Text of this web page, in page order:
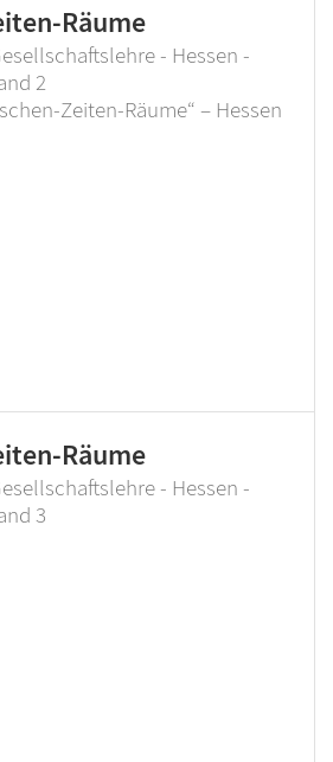
Räume
- Hessen -
2
Zeiten-Räume“ – Hessen
Räume
- Hessen -
3